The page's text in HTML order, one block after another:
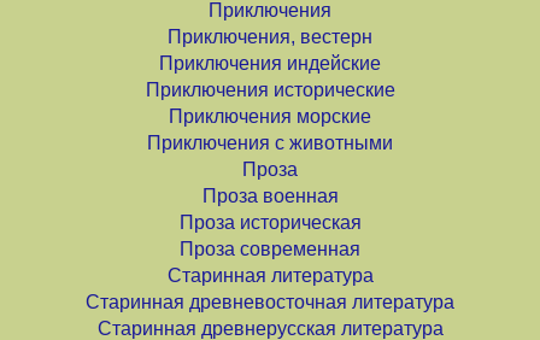
Приключения
Приключения, вестерн
Приключения индейские
Приключения исторические
Приключения морские
Приключения с животными
Проза
Проза военная
Проза историческая
Проза современная
Старинная литература
Старинная древневосточная литература
Старинная древнерусская литература